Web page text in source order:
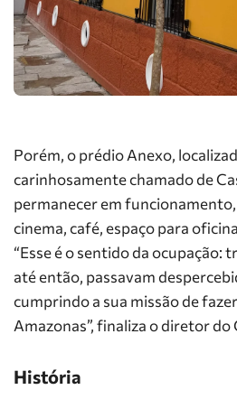
Porém, o prédio Anexo,
carinhosamente chamado de
permanecer em
cinema, café, espaço para
“Esse é o sentido da ocupação:
até então, passavam
cumprindo a sua missão de
Amazonas”, finaliza o diretor do
História